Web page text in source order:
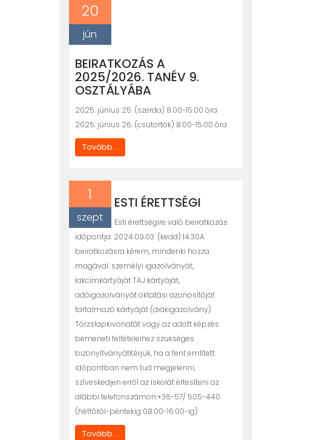
20
jún
BEIRATKOZÁS A
2025/2026. TANÉV 9.
OSZTÁLYÁBA
2025. június 25. (szerda) 8.00-15.00 óra
2025. június 26. (csütörtök) 8.00-15.00 óra
Tovább...
1
szept
ESTI ÉRETTSÉGI
Esti érettségire való beiratkozás
idõpontja: 2024.09.03. (kedd) 14.30A
beiratkozásra kérem, mindenki hozza
magával: személyi igazolványát,
lakcímkártyáját TAJ kártyáját,
adóigazolványát oktatási azonosítóját
tartalmazó kártyáját (diákigazolvány)
Törzslapkivonatát vagy az adott képzés
bemeneti feltételeihez szükséges
bizonyítványátKérjük, ha a fent említett
időpontban nem tud megjelenni,
szíveskedjen errõl az Iskolát értesíteni az
alábbi telefonszámon:+36-57/ 505-440
(hétfõtõl-péntekig 08:00-16:00-ig)
Tovább...